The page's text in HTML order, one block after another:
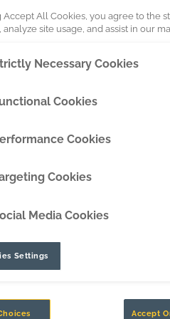
DipperEdge™
TLC™
GRIPAssist™
por expertos
Accept All Cookies, you agree to the
analyze site usage, and assist in our
Necessary Cookies
Cookies
Cookies
Cookies
Media Cookies
Settings
Accept